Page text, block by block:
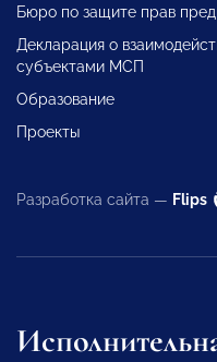
Бюро по защите прав
Декларация о
субъектами МСП
Образование
Проекты
Разработка сайта — Flips